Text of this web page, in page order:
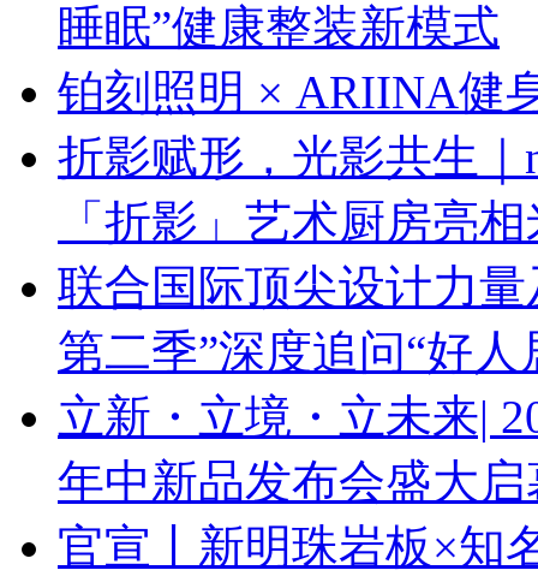
睡眠”健康整装新模式
铂刻照明 × ARIINA健
折影赋形，光影共生
「折影」艺术厨房亮
联合国际顶尖设计力
第二季”深度追问“好人
立新・立境・立未来|
年中新品发布会盛大启
官宣丨新明珠岩板×知